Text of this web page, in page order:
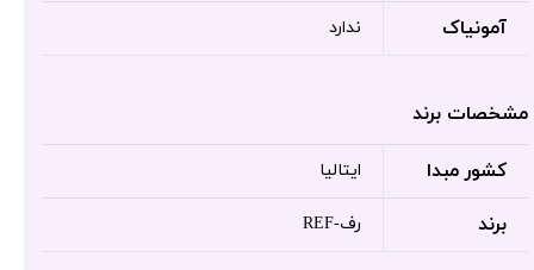
آمونیاک ندارد
مشخصات برند
کشور مبدا ایتالیا
برند رف-REF